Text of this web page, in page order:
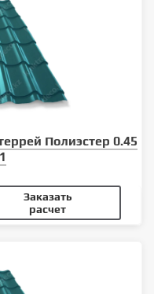
Полиэстер 0.45
Заказать
расчет